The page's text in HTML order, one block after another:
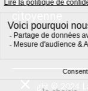
citoyenne
Copyright © 2024